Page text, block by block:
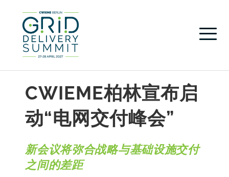
CWIEME柏林宣布启
动“电网交付峰会”
新会议将弥合战略与基础设施交付
之间的差距